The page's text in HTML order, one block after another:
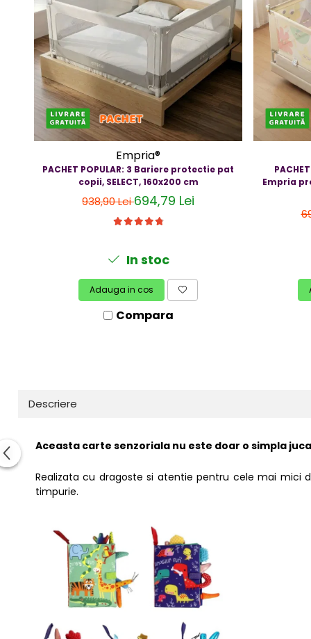
Jucarii bebelusi
Covorase ortopedice senzoriale
Cuburi magnetice JollyHeap®
Rechizite scolare
Stikere decorative si covoare
Stickere decorative
Ingrijire adulti
Siguranta animale companie
Produse Sub 50 Lei
Empria®
PACHET POPULAR: 3 Bariere protectie pat
copii, SELECT, 160x200 cm
938,90 Lei694,79 Lei
In stoc
Adauga in cos
Compara
Empria
Descriere
Aceasta carte senzoriala nu este doar o simpla
Realizata cu dragoste si atentie pentru cele mai mici
timpurie.